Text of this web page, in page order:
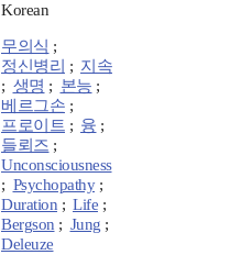
Korean
무의식 ;
정신병리 ; 지속
; 생명 ; 본능 ;
베르그손 ;
프로이트 ; 융 ;
들뢰즈 ;
Unconsciousness
; Psychopathy;
Duration ; Life ;
Bergson ; Jung ;
Deleuze